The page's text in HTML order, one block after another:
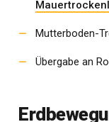
Mutterboden-
Übergabe an